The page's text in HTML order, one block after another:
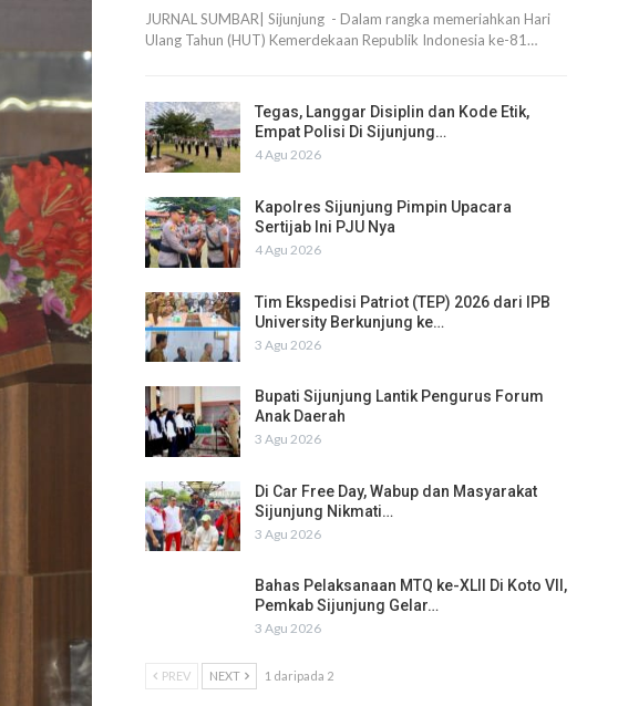
JURNAL SUMBAR| Sijunjung - Dalam rangka memeriahkan Hari
Ulang Tahun (HUT) Kemerdekaan Republik Indonesia ke-81…
Tegas, Langgar Disiplin dan Kode Etik,
Empat Polisi Di Sijunjung…
4 Agu 2026
Kapolres Sijunjung Pimpin Upacara
Sertijab Ini PJU Nya
4 Agu 2026
Tim Ekspedisi Patriot (TEP) 2026 dari IPB
University Berkunjung ke…
3 Agu 2026
Bupati Sijunjung Lantik Pengurus Forum
Anak Daerah
3 Agu 2026
Di Car Free Day, Wabup dan Masyarakat
Sijunjung Nikmati…
3 Agu 2026
Bahas Pelaksanaan MTQ ke-XLII Di Koto VII,
Pemkab Sijunjung Gelar…
3 Agu 2026
PREV NEXT 1 daripada 2